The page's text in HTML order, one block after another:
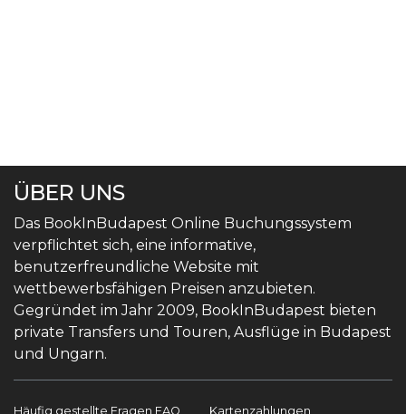
ÜBER UNS
Das BookInBudapest Online Buchungssystem
verpflichtet sich, eine informative,
benutzerfreundliche Website mit
wettbewerbsfähigen Preisen anzubieten.
Gegründet im Jahr 2009, BookInBudapest bieten
private Transfers und Touren, Ausflüge in Budapest
und Ungarn.
Häufig gestellte Fragen FAQ Kartenzahlungen